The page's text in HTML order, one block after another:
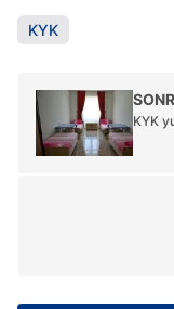
KYK
KYK